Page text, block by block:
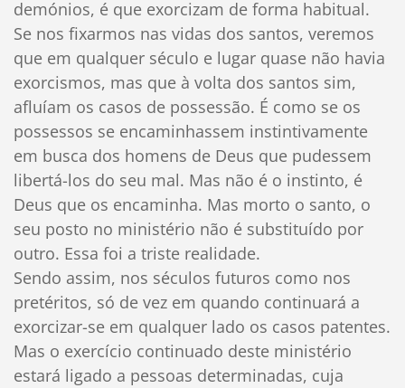
demónios, é que exorcizam de forma habitual.
Se nos fixarmos nas vidas dos santos, veremos
que em qualquer século e lugar quase não havia
exorcismos, mas que à volta dos santos sim,
afluíam os casos de possessão. É como se os
possessos se encaminhassem instintivamente
em busca dos homens de Deus que pudessem
libertá-los do seu mal. Mas não é o instinto, é
Deus que os encaminha. Mas morto o santo, o
seu posto no ministério não é substituído por
outro. Essa foi a triste realidade.
Sendo assim, nos séculos futuros como nos
pretéritos, só de vez em quando continuará a
exorcizar-se em qualquer lado os casos patentes.
Mas o exercício continuado deste ministério
estará ligado a pessoas determinadas, cuja